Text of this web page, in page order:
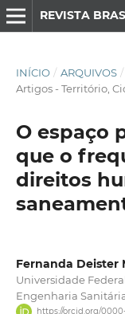
INÍCIO / ARQUIVOS /
Artigos - Território,
O espaço
que o
direitos
Fernanda Deister
Universidade
Engenharia
https://orcid.org/